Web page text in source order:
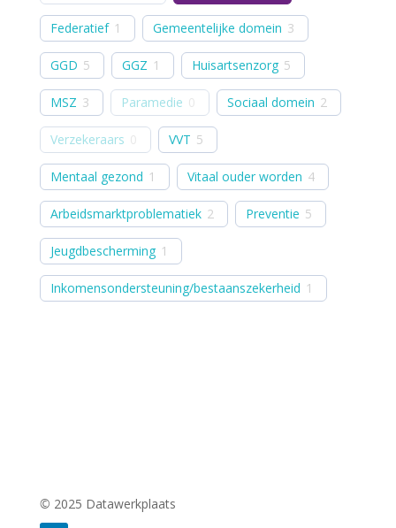
Federatief 1 Gemeentelijke domein 3
GGD 5 GGZ 1 Huisartsenzorg 5
MSZ 3 Paramedie Sociaal domein 2
Verzekeraars VVT 5
Mentaal gezond 1 Vitaal ouder worden 4
Arbeidsmarktproblematiek 2 Preventie 5
Jeugdbescherming 1
Inkomensondersteuning/bestaanszekerheid 1
© 2025 Datawerkplaats